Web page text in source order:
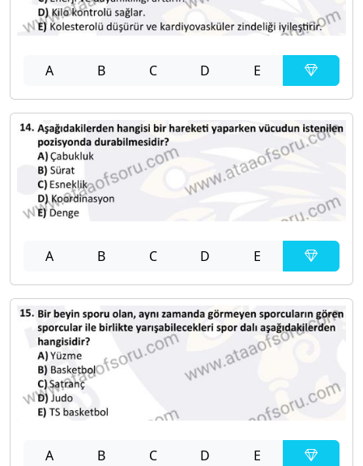
A B C D E
A B C D E
A B C D E